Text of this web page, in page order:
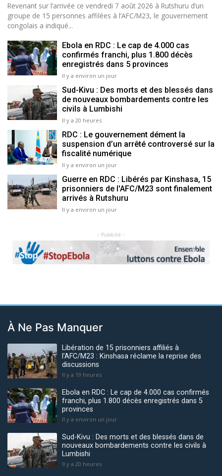
Revenant sur l’arrivée ce vendredi 7 août 2026 à Rutshuru d’un
groupe de 15 personnes affilées à l’AFC/M23, le gouvernement
congolais a indiqué...
Ebola en RDC : Le cap de 4.000 cas
confirmés franchi, plus 1.800 décès
enregistrés dans 5 provinces
Il y a environ un jour
Sud-Kivu : Des morts et des blessés dans
de nouveaux bombardements contre les
civils à Lumbishi
Il y a 20 heures
RDC : Le gouvernement dément la
suspension d’un arrêté controversé sur la
fiscalité numérique
Il y a environ un jour
Guerre en RDC : Libérés par Kinshasa, 15
prisonniers de l'AFC/M23 sont finalement
arrivés à Rutshuru
Il y a environ un jour
- Publicité -
Previous Next
À Ne Pas Manquer
Libération de 15 prisonniers affiliés à
l’AFC/M23 : Kinshasa réclame la reprise des
discussions
Il y a 19 heures
Ebola en RDC : Le cap de 4.000 cas confirmés
franchi, plus 1.800 décès enregistrés dans 5
provinces
Il y a environ un jour
Sud-Kivu : Des morts et des blessés dans de
nouveaux bombardements contre les civils à
Lumbishi
Il y a 20 heures